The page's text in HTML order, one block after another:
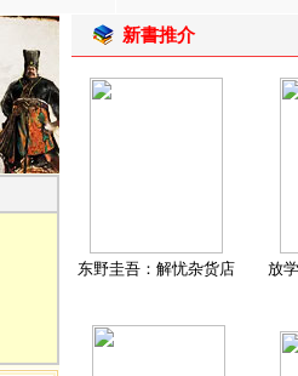
新書推介
东野圭吾：解忧杂货店 放